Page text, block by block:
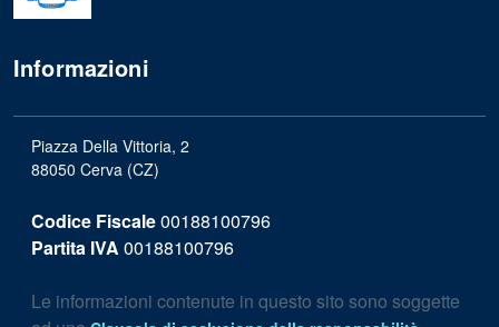
Informazioni
Piazza Della Vittoria, 2
88050 Cerva (CZ)
Codice Fiscale00188100796
Partita IVA 00188100796
Le informazioni contenute in questo sito sono soggette